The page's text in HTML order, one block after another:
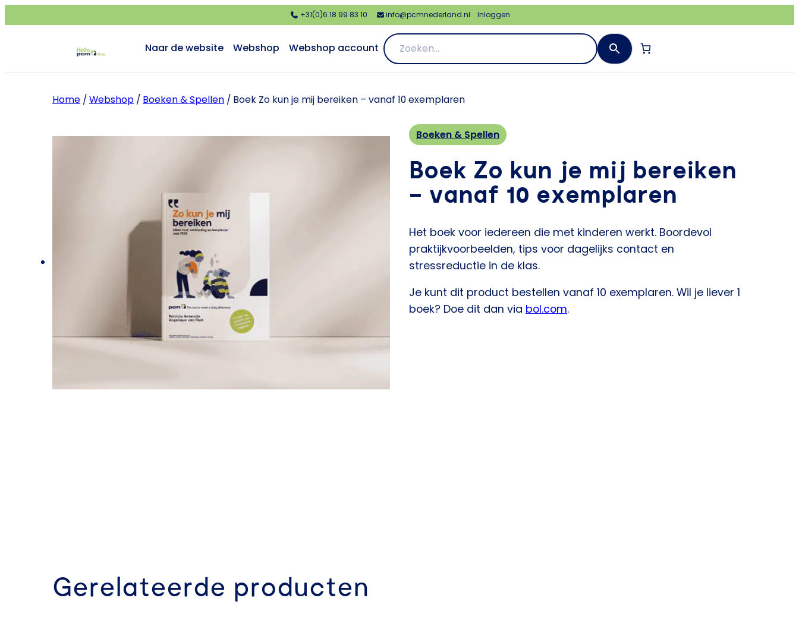
+31(0)6 18 99 83 10 info@pcmnederland.nl Inloggen
Naar de website Webshop Webshop account
Home /Webshop / Boeken & Spellen / Boek Zo kun je mij bereiken – vanaf 10 exemplaren
Boeken & Spellen
Boek Zo kun je mij bereiken
– vanaf 10 exemplaren
Het boek voor iedereen die met kinderen werkt. Boordevol
praktijkvoorbeelden, tips voor dagelijks contact en
stressreductie in de klas.
Je kunt dit product bestellen vanaf 10 exemplaren. Wil je liever 1
boek? Doe dit dan via bol.com.
Gerelateerde producten